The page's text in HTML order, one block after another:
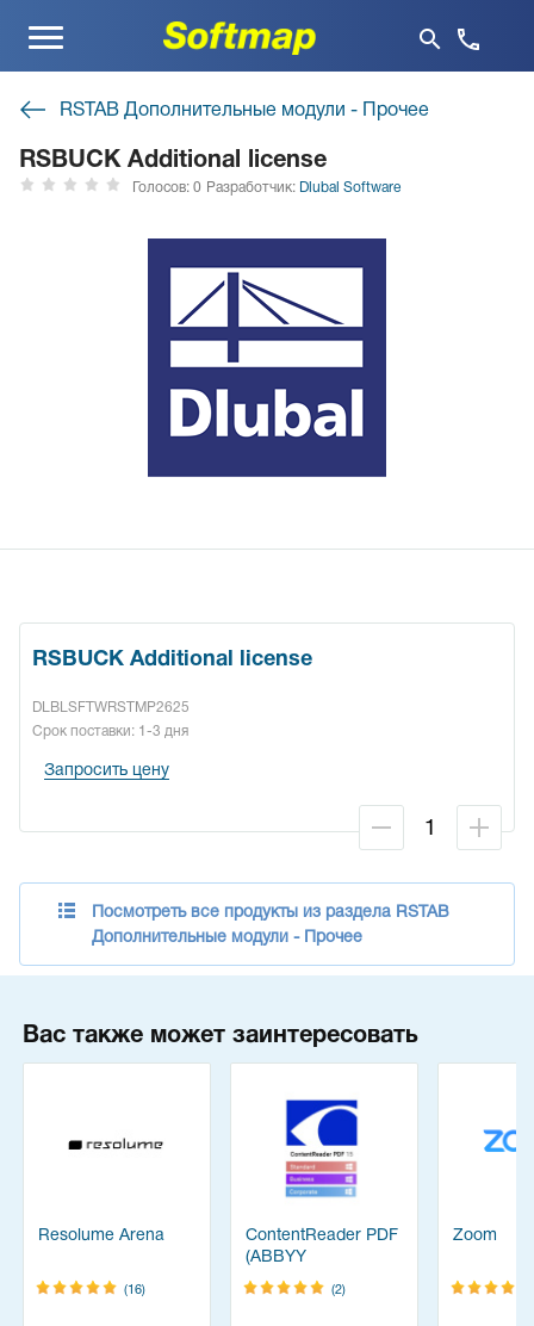
Меню
RSTAB Дополнительные модули - Прочее
RSBUCK Additional license
Голосов: 0 Разработчик: Dlubal Software
RSBUCK Additional license
DLBLSFTWRSTMP2625
Срок поставки: 1-3 дня
Запросить цену
Посмотреть все продукты из раздела RSTAB
Дополнительные модули - Прочее
Вас также может заинтересовать
Resolume Arena
(16)
ContentReader PDF
(ABBYY
FineReader)
(2)
Zoom